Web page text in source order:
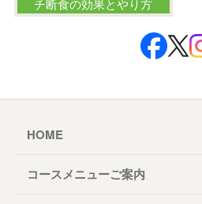
チ断食の効果とやり方
HOME
コースメニューご案内